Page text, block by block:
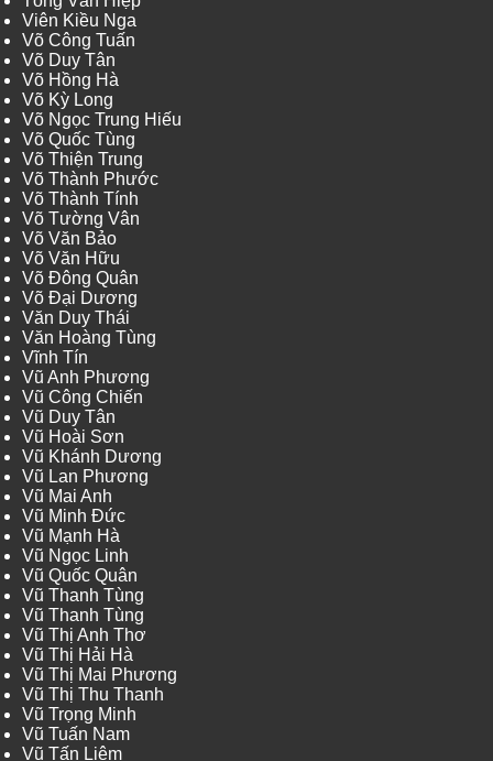
Viên Kiều Nga
Võ Công Tuấn
Võ Duy Tân
Võ Hồng Hà
Võ Kỳ Long
Võ Ngọc Trung Hiếu
Võ Quốc Tùng
Võ Thiện Trung
Võ Thành Phước
Võ Thành Tính
Võ Tường Vân
Võ Văn Bảo
Võ Văn Hữu
Võ Đông Quân
Võ Đại Dương
Văn Duy Thái
Văn Hoàng Tùng
Vĩnh Tín
Vũ Anh Phương
Vũ Công Chiến
Vũ Duy Tân
Vũ Hoài Sơn
Vũ Khánh Dương
Vũ Lan Phương
Vũ Mai Anh
Vũ Minh Đức
Vũ Mạnh Hà
Vũ Ngọc Linh
Vũ Quốc Quân
Vũ Thanh Tùng
Vũ Thanh Tùng
Vũ Thị Anh Thơ
Vũ Thị Hải Hà
Vũ Thị Mai Phương
Vũ Thị Thu Thanh
Vũ Trọng Minh
Vũ Tuấn Nam
Vũ Tấn Liêm